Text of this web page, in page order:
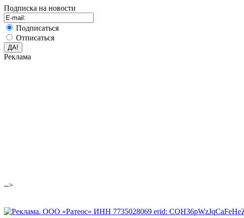
Подписка на новости
Подписаться
Отписаться
Реклама
-->